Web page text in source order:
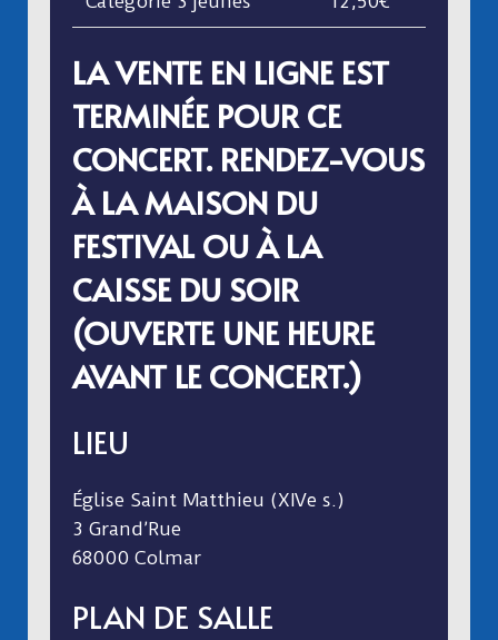
LA VENTE EN LIGNE EST
TERMINÉE POUR CE
CONCERT. RENDEZ-VOUS
À LA MAISON DU
FESTIVAL OU À LA
CAISSE DU SOIR
(OUVERTE UNE HEURE
AVANT LE CONCERT.)
LIEU
Église Saint Matthieu (XIVe s.)
3 Grand’Rue
68000 Colmar
PLAN DE SALLE